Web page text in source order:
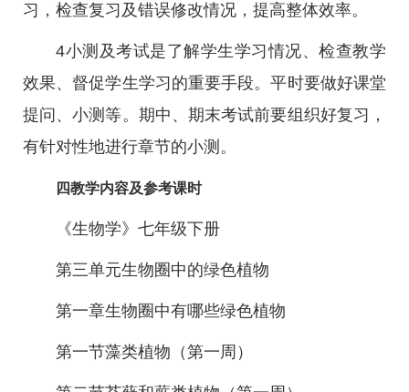
习，检查复习及错误修改情况，提高整体效率。
4小测及考试是了解学生学习情况、检查教学
效果、督促学生学习的重要手段。平时要做好课堂
提问、小测等。期中、期末考试前要组织好复习，
有针对性地进行章节的小测。
四教学内容及参考课时
《生物学》七年级下册
第三单元生物圈中的绿色植物
第一章生物圈中有哪些绿色植物
第一节藻类植物（第一周）